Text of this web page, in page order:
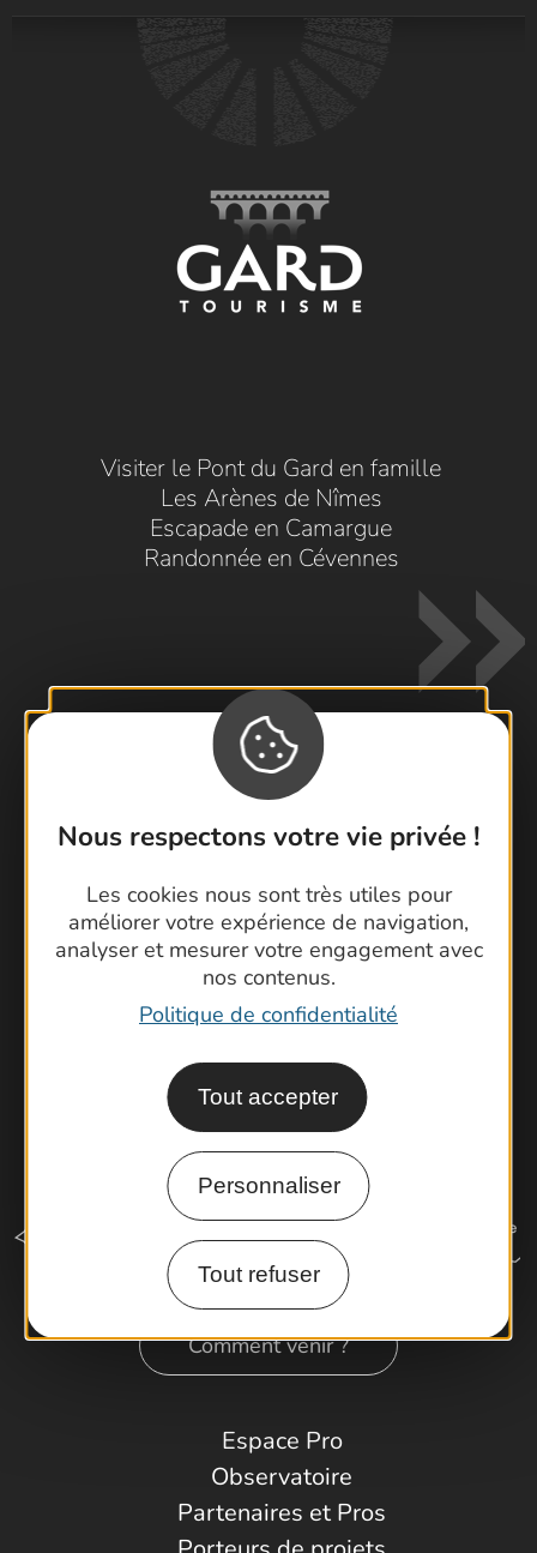
Nous respectons votre vie privée !
Les cookies nous sont très utiles pour
améliorer votre expérience de navigation,
analyser et mesurer votre engagement avec
nos contenus.
Politique de confidentialité
Tout accepter
Personnaliser
Tout refuser
Visiter le Pont du Gard en famille
Les Arènes de Nîmes
Escapade en Camargue
Randonnée en Cévennes
Contactez-nous !
Foire aux questions
Brochures
Cartoguides et Topoguides
Latitude Gard
Comment venir ?
Espace Pro
Observatoire
Partenaires et Pros